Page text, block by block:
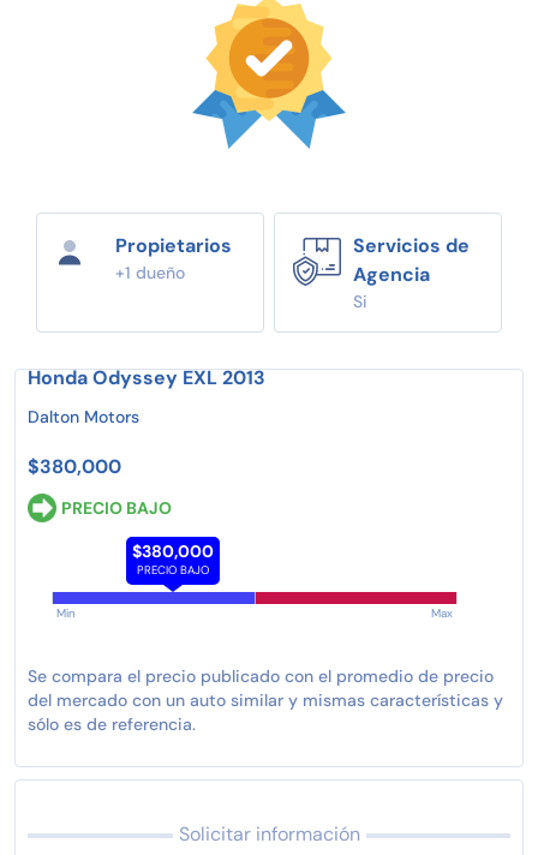
Propietarios
+1 dueño
Servicios de
Agencia
Si
Honda Odyssey EXL 2013
Dalton Motors
$380,000
PRECIO BAJO
$380,000
PRECIO BAJO
Min Max
Se compara el precio publicado con el promedio de precio
del mercado con un auto similar y mismas características y
sólo es de referencia.
Solicitar información